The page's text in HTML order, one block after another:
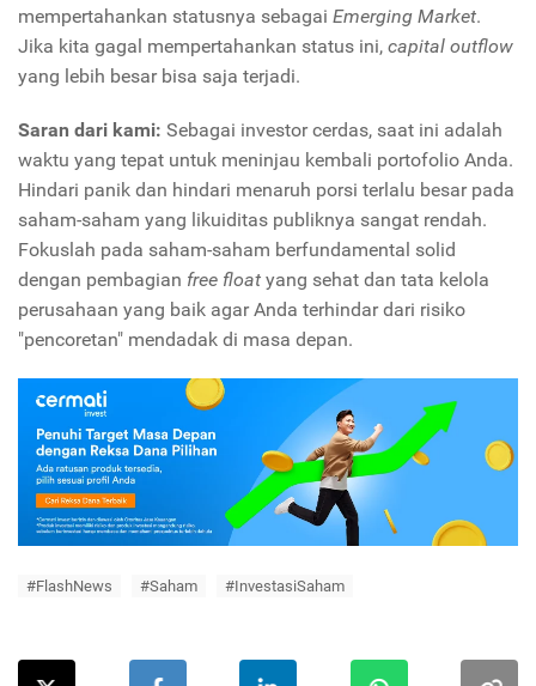
mempertahankan statusnya sebagai Emerging Market.
Jika kita gagal mempertahankan status ini, capital outflow
yang lebih besar bisa saja terjadi.
Saran dari kami: Sebagai investor cerdas, saat ini adalah
waktu yang tepat untuk meninjau kembali portofolio Anda.
Hindari panik dan hindari menaruh porsi terlalu besar pada
saham-saham yang likuiditas publiknya sangat rendah.
Fokuslah pada saham-saham berfundamental solid
dengan pembagian free float yang sehat dan tata kelola
perusahaan yang baik agar Anda terhindar dari risiko
"pencoretan" mendadak di masa depan.
#FlashNews #Saham #InvestasiSaham